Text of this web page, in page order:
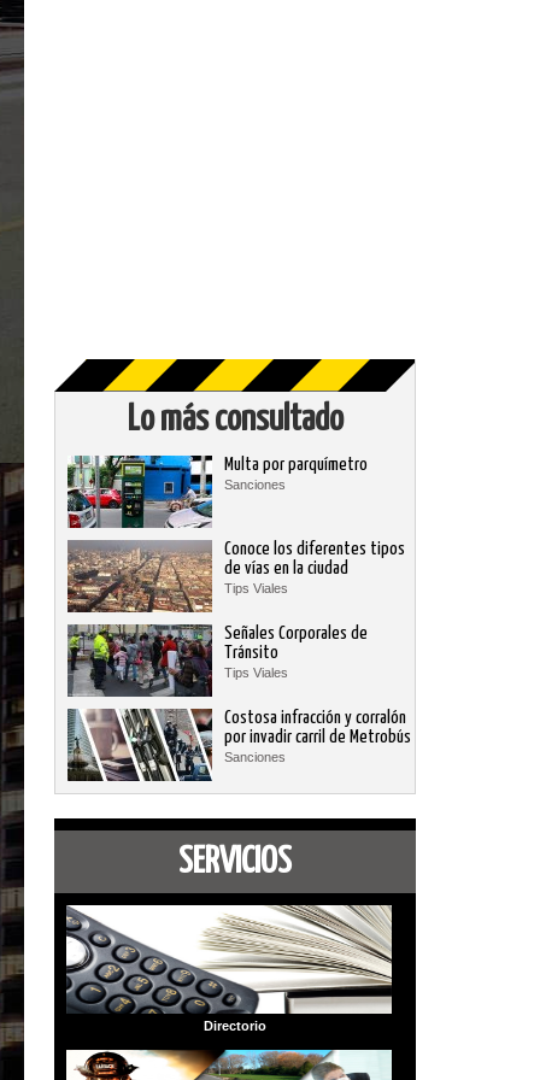
Lo más consultado
Multa por parquímetro
Sanciones
Conoce los diferentes tipos
de vías en la ciudad
Tips Viales
Señales Corporales de
Tránsito
Tips Viales
Costosa infracción y corralón
por invadir carril de Metrobús
Sanciones
SERVICIOS
Directorio